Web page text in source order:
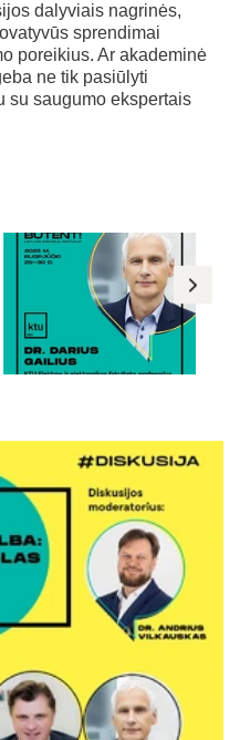
dalyviais nagrinės,
sprendimai
poreikius. Ar akademinė
ne tik pasiūlyti
su saugumo ekspertais